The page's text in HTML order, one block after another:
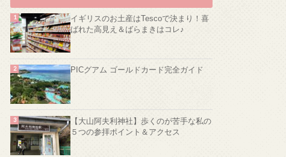
イギリスのお土産はTescoで決まり！喜
ばれた高見え＆ばらまきはコレ♪
PICグアム ゴールドカード完全ガイド
【大山阿夫利神社】歩くのが苦手な私の
５つの参拝ポイント＆アクセス